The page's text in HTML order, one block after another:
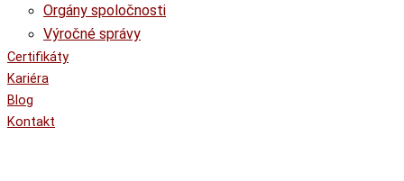
Orgány spoločnosti
Výročné správy
Certifikáty
Kariéra
Blog
Kontakt